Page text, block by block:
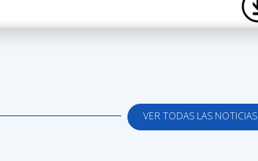
VER TODAS LAS NOTICIAS